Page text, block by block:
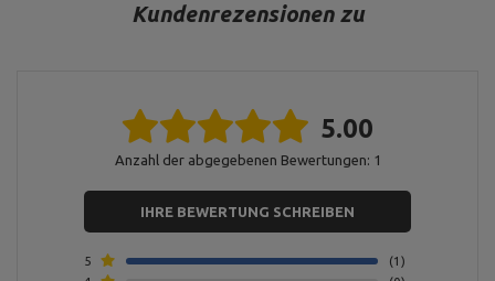
Hersteller
MARBO Ulikowski
Spółka Komandytowa
Postal Code:
Country:
serwis@marbosport.eu
Kundenrezensionen zu
5.00
Anzahl der abgegebenen Bewertungen: 1
IHRE BEWERTUNG SCHREIBEN
5
1